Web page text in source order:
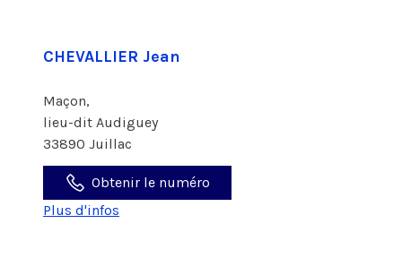
CHEVALLIER Jean
Maçon,
lieu-dit Audiguey
33890 Juillac
Obtenir le numéro
Plus d'infos